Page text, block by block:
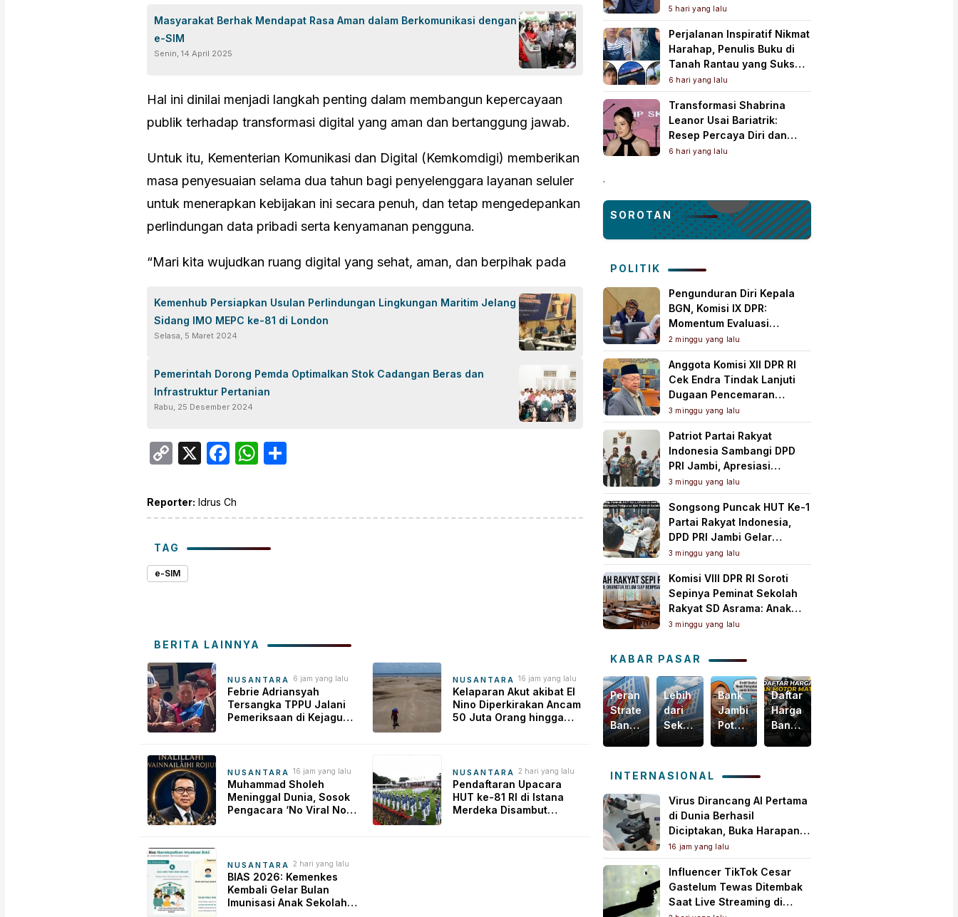
Masyarakat Berhak Mendapat Rasa Aman dalam Berkomunikasi dengan
e-SIM
Senin, 14 April 2025
Hal ini dinilai menjadi langkah penting dalam membangun kepercayaan
publik terhadap transformasi digital yang aman dan bertanggung jawab.
Untuk itu, Kementerian Komunikasi dan Digital (Kemkomdigi) memberikan
masa penyesuaian selama dua tahun bagi penyelenggara layanan seluler
untuk menerapkan kebijakan ini secara penuh, dan tetap mengedepankan
perlindungan data pribadi serta kenyamanan pengguna.
“Mari kita wujudkan ruang digital yang sehat, aman, dan berpihak pada
Kemenhub Persiapkan Usulan Perlindungan Lingkungan Maritim Jelang
Sidang IMO MEPC ke-81 di London
Selasa, 5 Maret 2024
Pemerintah Dorong Pemda Optimalkan Stok Cadangan Beras dan
Infrastruktur Pertanian
Rabu, 25 Desember 2024
Copy
X Facebook
WhatsApp
Reporter: Idrus Ch
TAG
e-SIM
BERITA LAINNYA
NUSANTARA 6 jam yang lalu
Febrie Adriansyah
Tersangka TPPU Jalani
Pemeriksaan di Kejagung
NUSANTARA 16 jam yang lalu
Kelaparan Akut akibat El
Nino Diperkirakan Ancam
50 Juta Orang hingga
NUSANTARA 16 jam yang lalu
Muhammad Sholeh
Meninggal Dunia, Sosok
Pengacara ‘No Viral No
NUSANTARA 2 hari yang lalu
Pendaftaran Upacara
HUT ke-81 RI di Istana
Merdeka Disambut
NUSANTARA 2 hari yang lalu
BIAS 2026: Kemenkes
Kembali Gelar Bulan
Imunisasi Anak Sekolah
Meninggal Dunia
5 hari yang lalu
Perjalanan Inspiratif Nikmat
Harahap, Penulis Buku di
Tanah Rantau yang Sukses
Lewat Karya Best Seller
6 hari yang lalu
Transformasi Shabrina
Leanor Usai Bariatrik:
Resep Percaya Diri dan
Rahasia Body Shaping
6 hari yang lalu
.
SOROTAN
POLITIK
Pengunduran Diri Kepala
BGN, Komisi IX DPR:
Momentum Evaluasi
Menyeluruh Program MBG
2 minggu yang lalu
Anggota Komisi XII DPR RI
Cek Endra Tindak Lanjuti
Dugaan Pencemaran
Lingkungan PT Samudera
Mahkota Mas
3 minggu yang lalu
Patriot Partai Rakyat
Indonesia Sambangi DPD
PRI Jambi, Apresiasi
Kesiapan dan Dukung Asta
Cita Presiden
3 minggu yang lalu
Songsong Puncak HUT Ke-1
Partai Rakyat Indonesia,
DPD PRI Jambi Gelar
Perkenalan Pengurus dan
Pererat Soliditas
3 minggu yang lalu
Komisi VIII DPR RI Soroti
Sepinya Peminat Sekolah
Rakyat SD Asrama: Anak
Masih Butuh Dekat Orang
3 minggu yang lalu
KABAR PASAR
Peran
Strategis
Bank
Jambi
Mengakselerasi
Daerah
Lebih
dari
Sekadar
Bisnis,
Intip
Bank
Jambi
Menebar
Kebaikan
untuk
Masyarakat!
Bank
Jambi
Potensial
Garap
Mesin
Baru
Pertumbuhan
Ekonomi
Daerah
Daftar
Harga
Ban
Motor
Rp150
INTERNASIONAL
Virus Dirancang AI Pertama
di Dunia Berhasil
Diciptakan, Buka Harapan
Pengobatan Baru Sekaligus
Picu Kekhawatiran
16 jam yang lalu
Influencer TikTok Cesar
Gastelum Tewas Ditembak
Saat Live Streaming di